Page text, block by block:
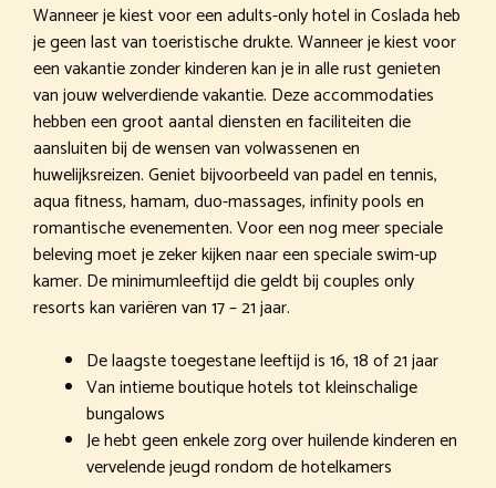
Wanneer je kiest voor een adults-only hotel in Coslada heb
je geen last van toeristische drukte. Wanneer je kiest voor
een vakantie zonder kinderen kan je in alle rust genieten
van jouw welverdiende vakantie. Deze accommodaties
hebben een groot aantal diensten en faciliteiten die
aansluiten bij de wensen van volwassenen en
huwelijksreizen. Geniet bijvoorbeeld van padel en tennis,
aqua fitness, hamam, duo-massages, infinity pools en
romantische evenementen. Voor een nog meer speciale
beleving moet je zeker kijken naar een speciale swim-up
kamer. De minimumleeftijd die geldt bij couples only
resorts kan variëren van 17 – 21 jaar.
De laagste toegestane leeftijd is 16, 18 of 21 jaar
Van intieme boutique hotels tot kleinschalige
bungalows
Je hebt geen enkele zorg over huilende kinderen en
vervelende jeugd rondom de hotelkamers